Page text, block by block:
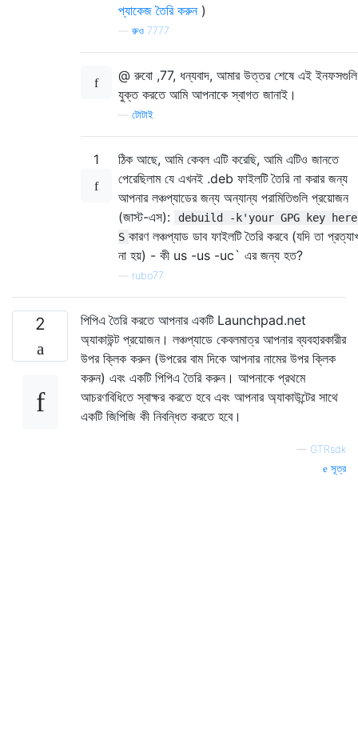
প্যাকেজ তৈরি করুন)
—রুও 7777
@ রুবো ,77, ধন্যবাদ, আমার উত্তর শেষে এই ইনফসগুলি
যুক্ত করতে আমি আপনাকে স্বাগত জানাই।
টোটাই
1
ঠিক আছে, আমি কেবল এটি করেছি, আমি এটিও জানতে
পেরেছিলাম যে এখনই .deb ফাইলটি তৈরি না করার জন্য
আপনার লঞ্চপ্যাডের জন্য অন্যান্য পরামিতিগুলি প্রয়োজন
(জাস্ট-এস):
debuild -k'your GPG key
S কারণ লঞ্চপ্যাড ডাব ফাইলটি তৈরি করবে (যদি তা
না হয়) - কী us -us -uc` এর জন্য হত?
rubo77
2
পিপিএ তৈরি করতে আপনার একটি Launchpad.net
অ্যাকাউন্ট প্রয়োজন। লঞ্চপ্যাডে কেবলমাত্র আপনার ব্যবহারকারীর
উপর ক্লিক করুন (উপরের বাম দিকে আপনার নামের উপর ক্লিক
করুন) এবং একটি পিপিএ তৈরি করুন। আপনাকে প্রথমে
আচরণবিধিতে স্বাক্ষর করতে হবে এবং আপনার অ্যাকাউন্টের সাথে
একটি জিপিজি কী নিবন্ধিত করতে হবে।
— GTRsdk
সূত্র